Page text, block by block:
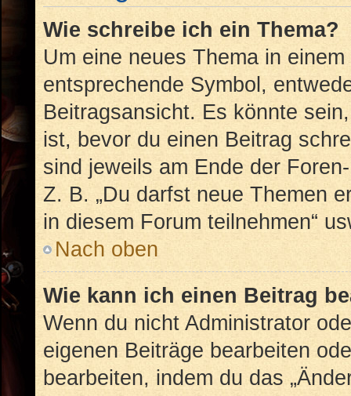
Wie schreibe ich ein Thema?
Um eine neues Thema in
entsprechende Symbol,
Beitragsansicht. Es könnte
ist, bevor du einen Beitrag
sind jeweils am Ende der
Z. B. „Du darfst neue Themen
in diesem Forum teilnehmen“
Nach oben
Wie kann ich einen Beitrag
Wenn du nicht Administrator
eigenen Beiträge bearbeiten
bearbeiten, indem du das